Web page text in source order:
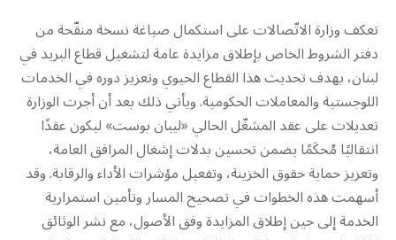
تعكف وزارة الاتّصالات على استكمال صياغة نسخة منقّحة من
دفتر الشروط الخاص بإطلاق مزايدة عامة لتشغيل قطاع البريد في
لبنان، بهدف تحديث هذا القطاع الحيوي وتعزيز دوره في الخدمات
اللوجستية والمعاملات الحكومية. ويأتي ذلك بعد أن أجرت الوزارة
تعديلات على عقد المشغّل الحالي «ليبان بوست» ليكون عقدًا
انتقاليًا مُحكَمًا يضمن تحسين بدلات إشغال المرافق العامة،
وتعزيز حماية حقوق الخزينة، وتفعيل مؤشرات الأداء والرقابة. وقد
أسهمت هذه الخطوات في تصحيح المسار وتأمين استمرارية
الخدمة إلى حين إطلاق المزايدة وفق الأصول، مع نشر الوثائق